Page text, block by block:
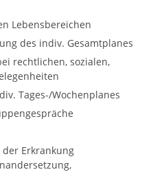
Lebensbereichen
des indiv. Gesamtplanes
rechtlichen, sozialen,
Tages-/Wochenplanes
Erkrankung